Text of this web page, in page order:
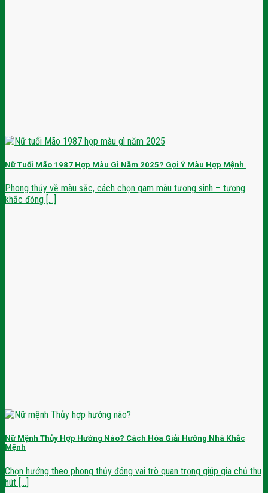
Nữ Tuổi Mão 1987 Hợp Màu Gì Năm 2025? Gợi Ý Màu Hợp Mệnh
Phong thủy về màu sắc, cách chọn gam màu tương sinh – tương
khắc đóng [...]
Nữ Mệnh Thủy Hợp Hướng Nào? Cách Hóa Giải Hướng Nhà Khắc
Mệnh
Chọn hướng theo phong thủy đóng vai trò quan trọng giúp gia chủ thu
hút [...]